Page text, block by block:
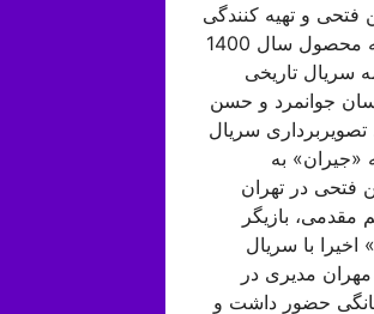
و تهیه کنندگی
اسماعیل عفیفه محصول سال 1400
سریال تاریخی
جوانمرد و حسن
سریال
«جیران» به
فتحی در تهران
مقدمی، بازیگر
با سریال
مدیری در
حضور داشت و